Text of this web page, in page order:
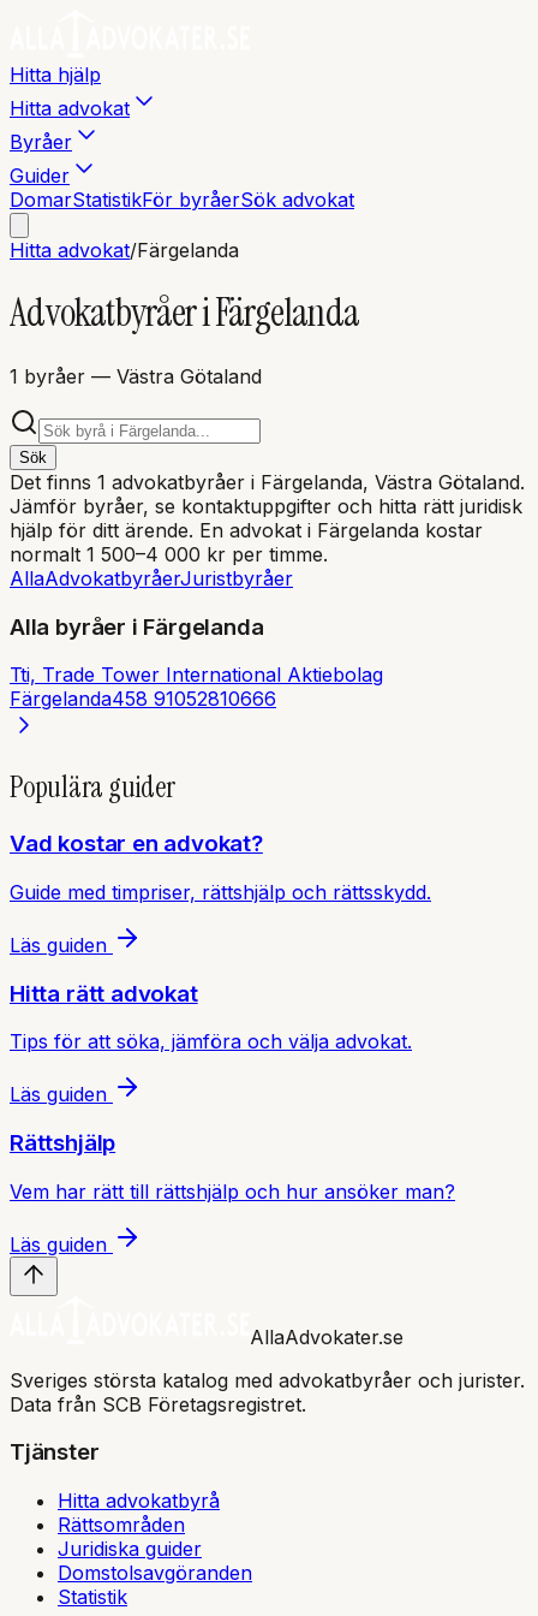
Hitta hjälp
Hitta advokat
Byråer
Guider
DomarStatistikFör byråerSök advokat
Hitta advokat/Färgelanda
Advokatbyråer iFärgelanda
1 byråer — Västra Götaland
Sök
Det finns 1 advokatbyråer i Färgelanda, Västra Götaland.
Jämför byråer, se kontaktuppgifter och hitta rätt juridisk
hjälp för ditt ärende. En advokat i Färgelanda kostar
normalt 1 500–4 000 kr per timme.
AllaAdvokatbyråerJuristbyråer
Alla byråer i Färgelanda
Tti, Trade Tower International Aktiebolag
Färgelanda458 91052810666
Populära guider
Vad kostar en advokat?
Guide med timpriser, rättshjälp och rättsskydd.
Läs guiden
Hitta rätt advokat
Tips för att söka, jämföra och välja advokat.
Läs guiden
Rättshjälp
Vem har rätt till rättshjälp och hur ansöker man?
Läs guiden
AllaAdvokater.se
Sveriges största katalog med advokatbyråer och jurister.
Data från SCB Företagsregistret.
Tjänster
Hitta advokatbyrå
Rättsområden
Juridiska guider
Domstolsavgöranden
Statistik